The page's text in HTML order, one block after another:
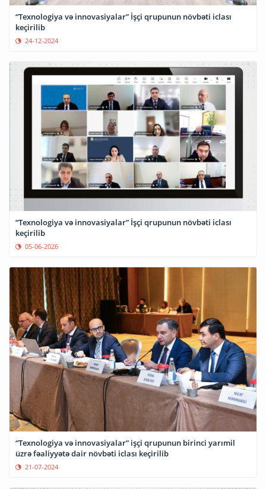
“Texnologiya və innovasiyalar” İşçi qrupunun növbəti iclası
keçirilib
24-12-2024
“Texnologiya və innovasiyalar” İşçi qrupunun növbəti iclası
keçirilib
05-06-2026
“Texnologiya və innovasiyalar” işçi qrupunun birinci yarımil
üzrə fəaliyyətə dair növbəti iclası keçirilib
21-07-2024